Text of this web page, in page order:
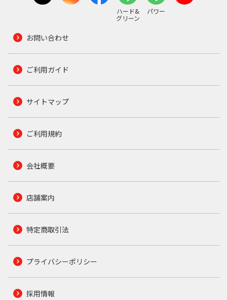
ハード&
グリーン
パワー
お問い合わせ
ご利用ガイド
サイトマップ
ご利用規約
会社概要
店舗案内
特定商取引法
プライバシーポリシー
採用情報